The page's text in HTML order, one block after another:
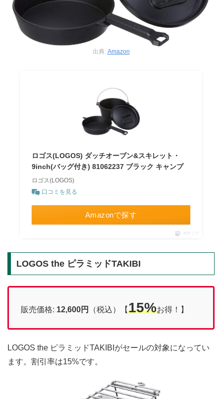
出典: Amazon
ロゴス(LOGOS) ダッチオーブン&スキレット・
9inch(バッグ付き) 81062237 ブラック キャンプ
ロゴス(LOGOS)
口コミを見る
Amazonで探す
ポチップ
LOGOS the ピラミッドTAKIBI
販売価格: 12,600円 （税込）【15%お得！】
LOGOS the ピラミッドTAKIBIがセールの対象になってい
ます。割引率は15%です。